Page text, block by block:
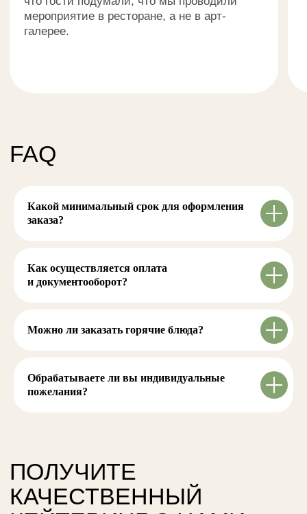
Какой минимальный срок для оформления
заказа?
Как осуществляется оплата
и документооборот?
Можно ли заказать горячие блюда?
Обрабатываете ли вы индивидуальные
пожелания?